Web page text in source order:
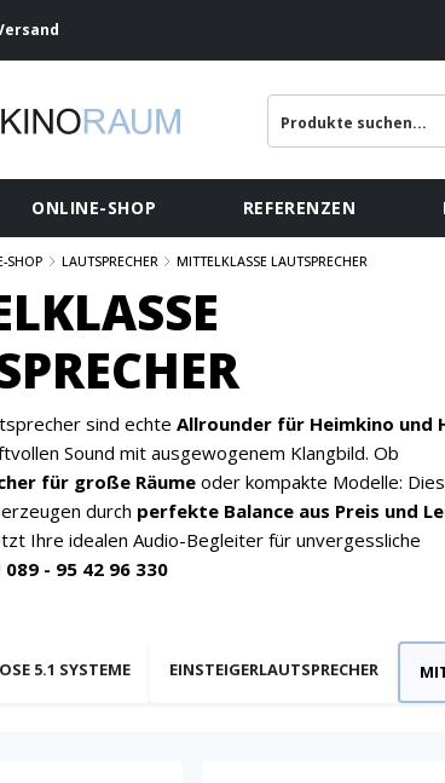
ONLINE-SHOP REFERENZEN
SHOP LAUTSPRECHER MITTELKLASSE LAUTSPRECHER
sind echte Allrounder für Heimkino und
Sound mit ausgewogenem Klangbild. Ob
für große Räume oder kompakte Modelle:
durch perfekte Balance aus Preis und
Ihre idealen Audio-Begleiter für unvergessliche
089 - 95 42 96 330
5.1 SYSTEME EINSTEIGERLAUTSPRECHER